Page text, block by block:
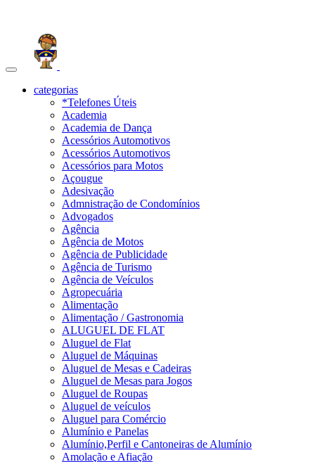
Toggle
navigationcategorias
*Telefones Úteis
Academia
Academia de Dança
Acessórios Automotivos
Acessórios Automotivos
Acessórios para Motos
Açougue
Adesivação
Admnistração de Condomínios
Advogados
Agência
Agência de Motos
Agência de Publicidade
Agência de Turismo
Agência de Veículos
Agropecuária
Alimentação
Alimentação / Gastronomia
ALUGUEL DE FLAT
Aluguel de Flat
Aluguel de Máquinas
Aluguel de Mesas e Cadeiras
Aluguel de Mesas para Jogos
Aluguel de Roupas
Aluguel de veículos
Aluguel para Comércio
Alumínio e Panelas
Alumínio,Perfil e Cantoneiras de Alumínio
Amolação e Afiação